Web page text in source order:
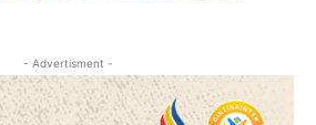
- Advertisment -